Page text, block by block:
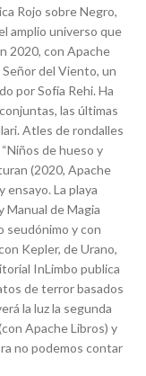
Rojo sobre Negro,
amplio universo que
2020, con Apache
del Viento, un
por Sofía Rehi. Ha
las últimas
Atles de rondalles
de hueso y
(2020, Apache
ensayo. La playa
Manual de Magia
seudónimo y con
Kepler, de Urano,
InLimbo publica
de terror basados
la luz la segunda
Apache Libros) y
no podemos contar